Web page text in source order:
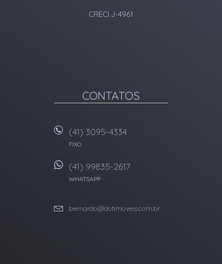
CRECI J-4961
CONTATOS
(41) 3095-4334
FIXO
(41) 99835-2617
WHATSAPP
bernardo@dotimoveis.com.br